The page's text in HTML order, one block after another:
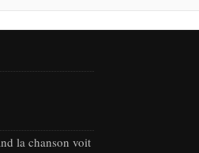
la chanson voit